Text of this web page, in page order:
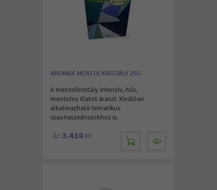
AROMAX MENTOLKRISTÁLY 25G
A mentolkristály intenzív, hűs,
mentolos illatot áraszt. Kiválóan
alkalmazható tematikus
szaunaszeánszokhoz is.
Ár: 3.410 Ft